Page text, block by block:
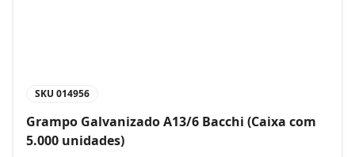
SKU 014956
Grampo Galvanizado A13/6 Bacchi (Caixa com
5.000 unidades)